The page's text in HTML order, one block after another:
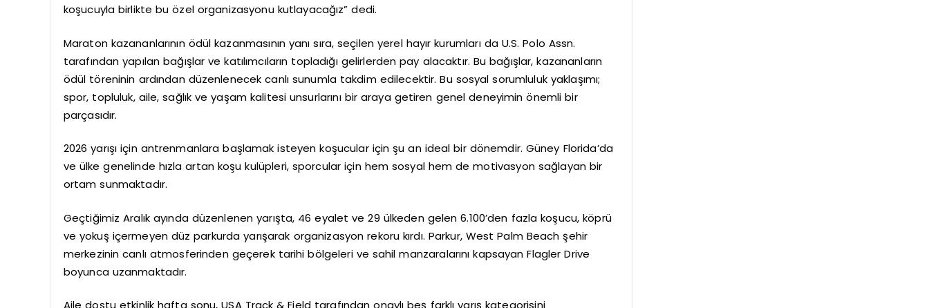
koşucuyla birlikte bu özel organizasyonu kutlayacağız” dedi.
Maraton kazananlarının ödül kazanmasının yanı sıra, seçilen yerel hayır kurumları da U.S. Polo Assn.
tarafından yapılan bağışlar ve katılımcıların topladığı gelirlerden pay alacaktır. Bu bağışlar, kazananların
ödül töreninin ardından düzenlenecek canlı sunumla takdim edilecektir. Bu sosyal sorumluluk yaklaşımı;
spor, topluluk, aile, sağlık ve yaşam kalitesi unsurlarını bir araya getiren genel deneyimin önemli bir
parçasıdır.
2026 yarışı için antrenmanlara başlamak isteyen koşucular için şu an ideal bir dönemdir. Güney Florida’da
ve ülke genelinde hızla artan koşu kulüpleri, sporcular için hem sosyal hem de motivasyon sağlayan bir
ortam sunmaktadır.
Geçtiğimiz Aralık ayında düzenlenen yarışta, 46 eyalet ve 29 ülkeden gelen 6.100’den fazla koşucu, köprü
ve yokuş içermeyen düz parkurda yarışarak organizasyon rekoru kırdı. Parkur, West Palm Beach şehir
merkezinin canlı atmosferinden geçerek tarihi bölgeleri ve sahil manzaralarını kapsayan Flagler Drive
boyunca uzanmaktadır.
Aile dostu etkinlik hafta sonu, USA Track & Field tarafından onaylı beş farklı yarış kategorisini